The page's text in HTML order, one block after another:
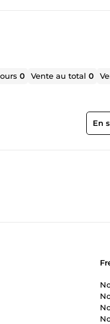
0 Vente au total0
En